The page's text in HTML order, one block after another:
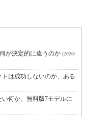
が決定的に違うのか (2026/
は成功しないのか、ある
何か。無料版7モデルに